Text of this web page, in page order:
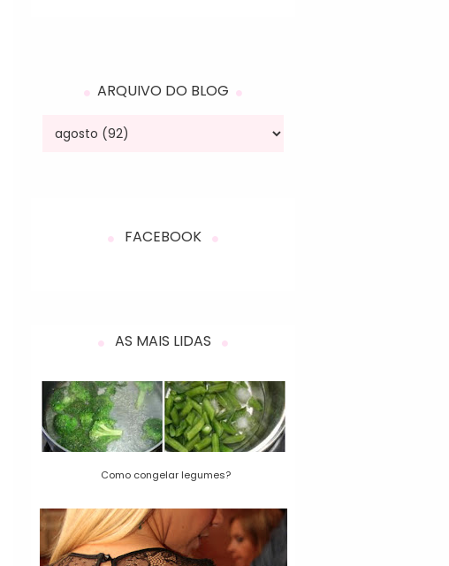
ARQUIVO DO BLOG
FACEBOOK
AS MAIS LIDAS
Como congelar legumes?